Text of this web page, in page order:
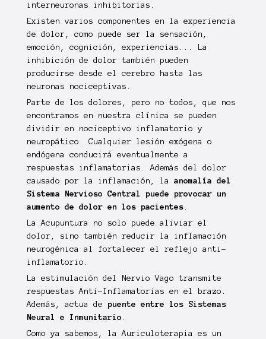
interneuronas inhibitorias.
Existen varios componentes en la experiencia
de dolor, como puede ser la sensación,
emoción, cognición, experiencias... La
inhibición de dolor también pueden
producirse desde el cerebro hasta las
neuronas nociceptivas.
Parte de los dolores, pero no todos, que nos
encontramos en nuestra clínica se pueden
dividir en nociceptivo inflamatorio y
neuropático. Cualquier lesión exógena o
endógena conducirá eventualmente a
respuestas inflamatorias. Además del dolor
causado por la inflamación, la anomalía del
Sistema Nervioso Central puede provocar un
aumento de dolor en los pacientes.
La Acupuntura no solo puede aliviar el
dolor, sino también reducir la inflamación
neurogénica al fortalecer el reflejo anti-
inflamatorio.
La estimulación del Nervio Vago transmite
respuestas Anti-Inflamatorias en el brazo.
Además, actua de puente entre los Sistemas
Neural e Inmunitario .
Como ya sabemos, la Auriculoterapia es un